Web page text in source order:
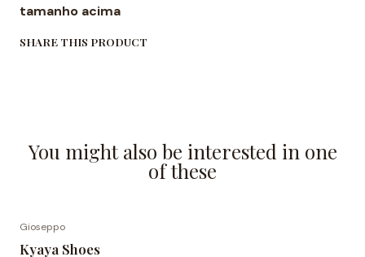
tamanho acima
SHARE THIS PRODUCT
You might also be interested in one
of these
Gioseppo
Kyaya Shoes